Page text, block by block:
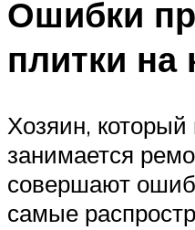
Ошибки
плитки на
Хозяин,
занимается
совершают
самые